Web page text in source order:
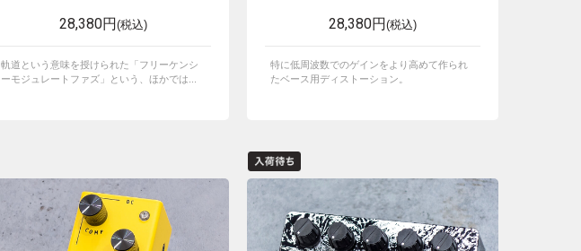
28,380円(税込)
軌道という意味を授けられた「フリーケンシ
ーモジュレートファズ」という、ほかでは...
28,380円(税込)
特に低周波数でのゲインをより高めて作られ
たベース用ディストーション。